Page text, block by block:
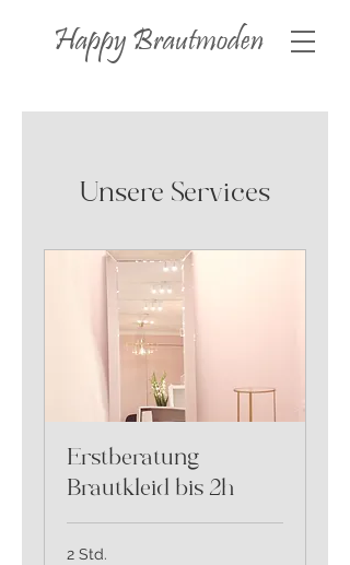
HappyBrautmoden
Unsere Services
Erstberatung
Brautkleid bis 2h
2 Std.